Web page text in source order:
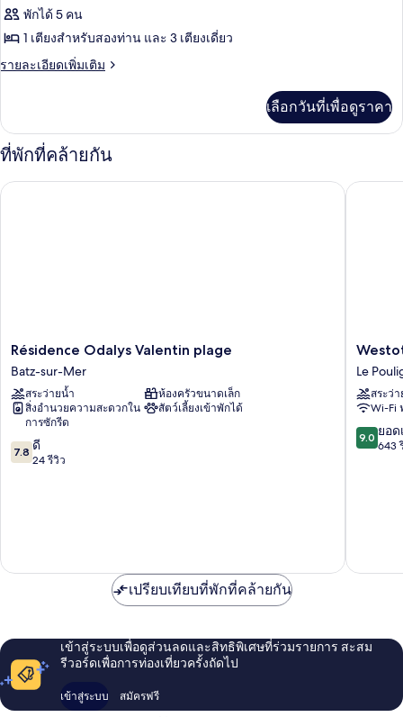
นอน
(4
pers)
ทั้งหมด
ของ
คอ
ห้อง
นอน
(6
พักได้ 5 คน
1 เตียงสำหรับสองท่าน และ 3 เตียงเดี่ยว
รายละเอียดเพิ่มเติม
ราย
เกี่ยว
กับ
คอ
เทจ,
เลือกวันที่เพื่อดูราคา
ที่พักที่คล้ายกัน
Résidence
Odalys
Valentin
plage
Batz-
sur-
Mer
Résidence Odalys Valentin plage
Batz-sur-Mer
สระว่ายน้ำ
ห้องครัวขนาดเล็ก
สิ่งอำนวยความสะดวกใน
การซักรีด
สัตว์เลี้ยงเข้าพักได้
7.8
จาก
7.8 ดี
24 รีวิว
Résidence Odalys Valentin plage
Le
Le
Le
สระว่
Wi-Fi
9.0
จาก
9.0 ยอด
643
เปรียบเทียบที่พักที่คล้ายกัน
เข้าสู่ระบบเพื่อดูส่วนลดและสิทธิพิเศษที่ร่วมรายการ สะสม
รีวอร์ดเพื่อการท่องเที่ยวครั้งถัดไป
เข้าสู่ระบบ สมัครฟรี